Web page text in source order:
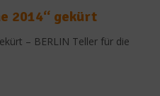
2014“ gekürt
– BERLIN Teller für die